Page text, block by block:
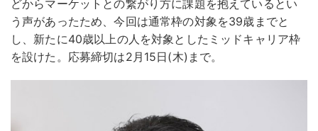
どからマーケットとの繋がり方に課題を抱えているとい
う声があったため、今回は通常枠の対象を39歳までと
し、新たに40歳以上の人を対象としたミッドキャリア枠
を設けた。応募締切は2月15日(木)まで。